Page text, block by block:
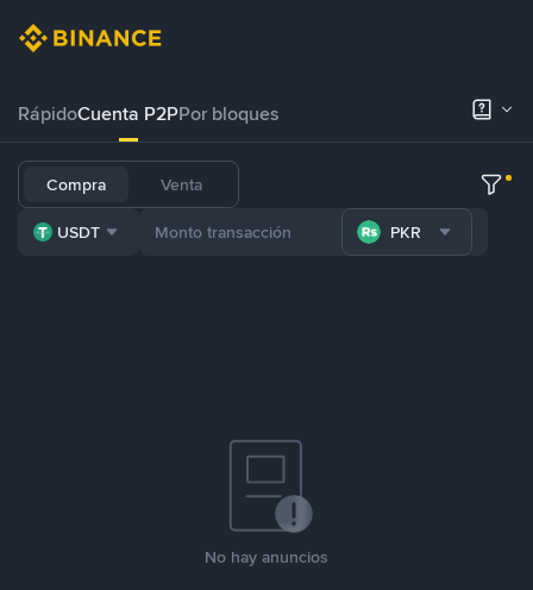
RápidoCuenta P2PPor bloques
Compra Venta
USDT PKR
No hay anuncios